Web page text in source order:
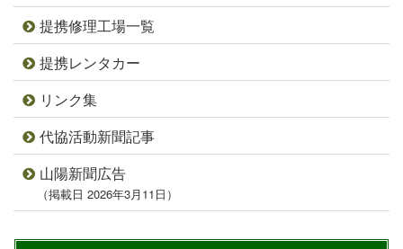
提携修理工場一覧
提携レンタカー
リンク集
代協活動新聞記事
山陽新聞広告
（掲載日 2026年3月11日）